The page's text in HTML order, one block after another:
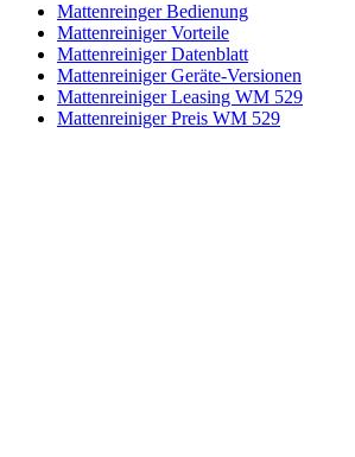
Mattenreinger Bedienung
Mattenreiniger Vorteile
Mattenreiniger Datenblatt
Mattenreiniger Geräte-Versionen
Mattenreiniger Leasing WM 529
Mattenreiniger Preis WM 529